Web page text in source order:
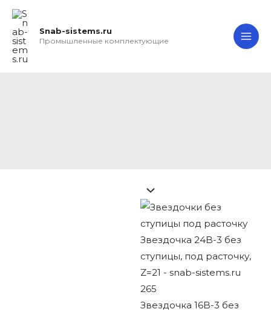
Перейти
содержимому
Snab-sistems.ru
Промышленные комплектующие
Звездочка 16B-3 без
3
Search...